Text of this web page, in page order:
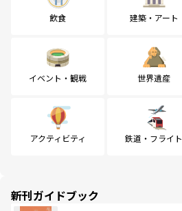
飲食 建築・アート
イベント・観戦 世界遺産
アクティビティ 鉄道・フライト
新刊ガイドブック